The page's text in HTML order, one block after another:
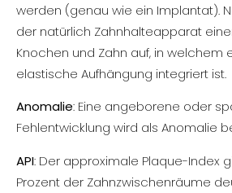
werden (genau wie ein Implantat).
der natürlich Zahnhalteapparat
Knochen und Zahn auf, in welchem
elastische Aufhängung integriert ist.
Anomalie: Eine angeborene oder
Fehlentwicklung wird als Anomalie
API: Der approximale Plaque-Index
Prozent der Zahnzwischenräume